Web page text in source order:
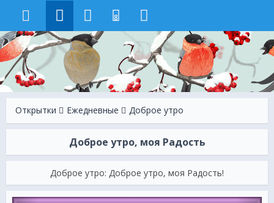
8
Открытки Ежeдневные Доброе утро
Доброе утро, моя Радость
Доброе утро: Доброе утро, моя Радость!